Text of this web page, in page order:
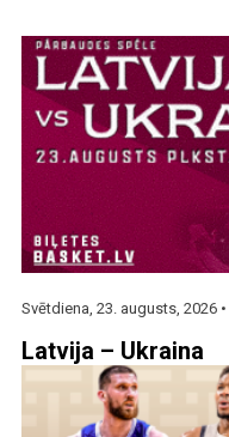
Svētdiena, 23. augusts, 2026 •
Latvija – Ukraina